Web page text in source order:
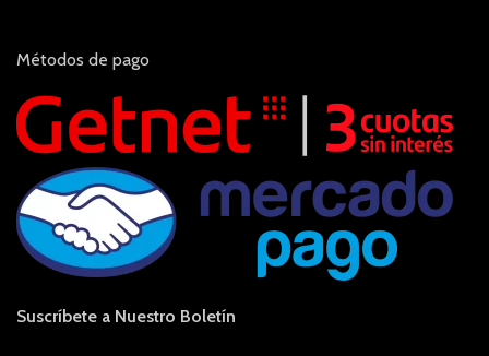
Métodos de pago
Suscríbete a Nuestro Boletín